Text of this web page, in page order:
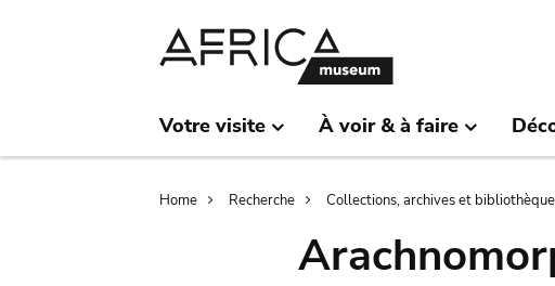
Votre visite À voir & à faire
Breadcrumb
Home Recherche Collections, archives et